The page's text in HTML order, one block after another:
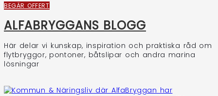
BEGÄR OFFERT
ALFABRYGGANS BLOGG
Här delar vi kunskap, inspiration och praktiska råd om
flytbryggor, pontoner, båtslipar och andra marina
lösningar